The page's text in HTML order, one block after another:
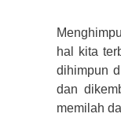
hal kita
dihimpun
dan
memilah